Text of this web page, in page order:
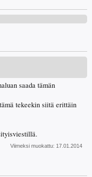
saada tämän
tekeekin siitä erittäin
Viimeksi muokattu: 17.01.2014